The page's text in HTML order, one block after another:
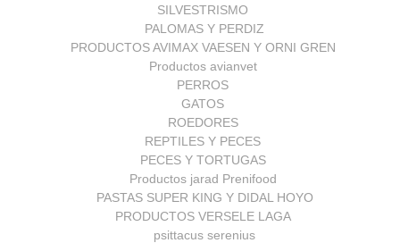
SILVESTRISMO
PALOMAS Y PERDIZ
PRODUCTOS AVIMAX VAESEN Y ORNI GREN
Productos avianvet
PERROS
GATOS
ROEDORES
REPTILES Y PECES
PECES Y TORTUGAS
Productos jarad Prenifood
PASTAS SUPER KING Y DIDAL HOYO
PRODUCTOS VERSELE LAGA
psittacus serenius